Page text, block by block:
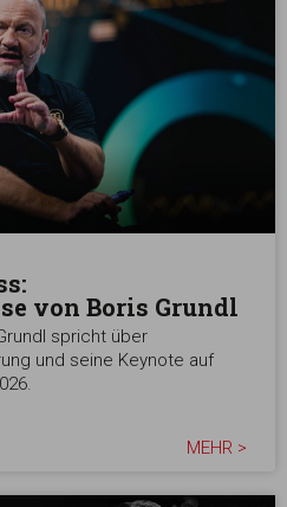
von Boris Grundl
spricht über
und seine Keynote auf
MEHR >